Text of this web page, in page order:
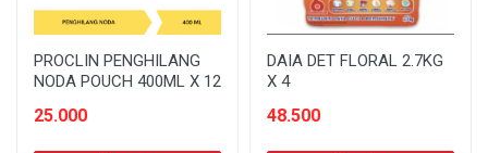
PROCLIN PENGHILANG
NODA POUCH 400ML X 12
25.000
DAIA DET FLORAL 2.7KG
X 4
48.500